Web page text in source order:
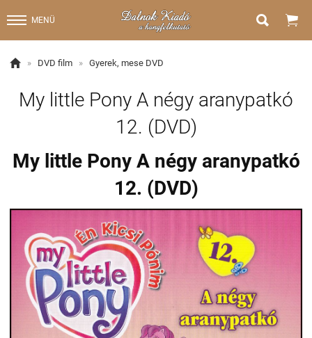
MENÜ  
 » DVD film » Gyerek, mese DVD
My little Pony A négy aranypatkó
12. (DVD)
My little Pony A négy aranypatkó
12. (DVD)